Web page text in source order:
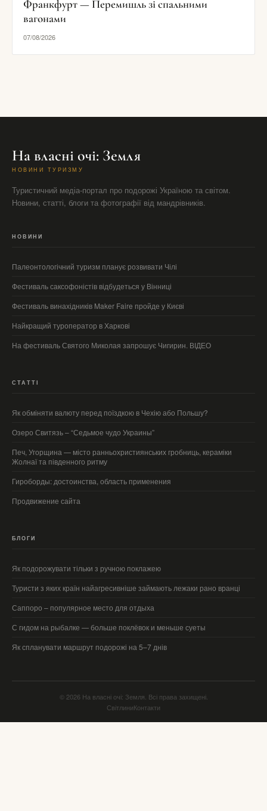
Франкфурт — Перемишль зі спальними
вагонами
07/08/2026
На власні очі: Земля
НОВИНИ ТУРИЗМУ
Туристичний медіа-портал про подорожі Україною та світом.
Новини, статті, блоги та фотографії від мандрівників.
НОВИНИ
Палеонтологічний туризм планує розвивати Чілі
Фестиваль саксофоністів відбудеться у Вінниці
Фестиваль винахідників Maker Faire пройде у Києві
Найкращий туроператор в Харкові
На фестиваль Святого Миколая запрошує Чигирин. ВІДЕО
СТАТТІ
Як обміняти валюту перед поїздкою в Чехію або Польшу?
Озеро Свитязь – “Седьмое чудо Украины”
Печ, Угорщина — місто ранньохристиянських гробниць, кераміки
Жолнаї та південного ритму
Гироборды: достоинства, область применения
Продвижение сайта
БЛОГИ
Як подорожувати тільки з ручною поклажею
Туристи з яких країн найагресивніше займають лежаки рано вранці
Саппоро – популярное место для отдыха
С гидом на рыбалке — больше поклёвок и меньше суеты
Як спланувати маршрут подорожі на 5–7 днів
© 2026 На власні очі: Земля. Всі права захищені.
СвітлиниКонтакти